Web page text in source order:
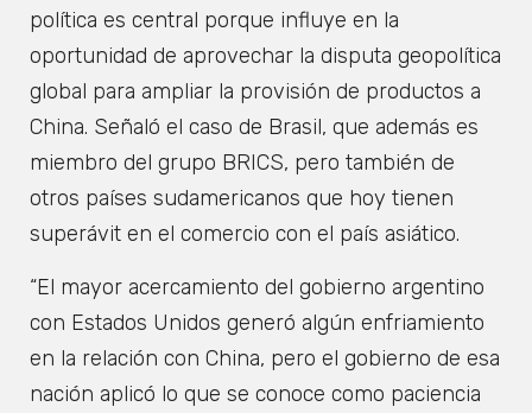
política es central porque influye en la
oportunidad de aprovechar la disputa geopolítica
global para ampliar la provisión de productos a
China. Señaló el caso de Brasil, que además es
miembro del grupo BRICS, pero también de
otros países sudamericanos que hoy tienen
superávit en el comercio con el país asiático.
“El mayor acercamiento del gobierno argentino
con Estados Unidos generó algún enfriamiento
en la relación con China, pero el gobierno de esa
nación aplicó lo que se conoce como paciencia